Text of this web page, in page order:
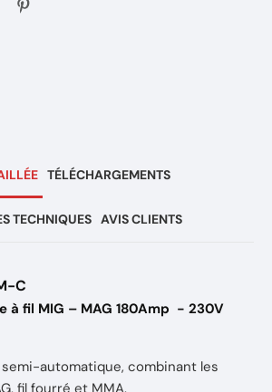
TÉLÉCHARGEMENTS
TECHNIQUES AVIS CLIENTS
C
à fil MIG – MAG 180Amp - 230V
automatique, combinant les
fil fourré et MMA.